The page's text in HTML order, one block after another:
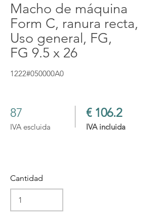
Macho de máquina
Form C, ranura recta,
Uso general, FG,
FG 9.5 x 26
1222#050000A0
87
IVA escluida
€ 106.2
IVA incluida
Cantidad